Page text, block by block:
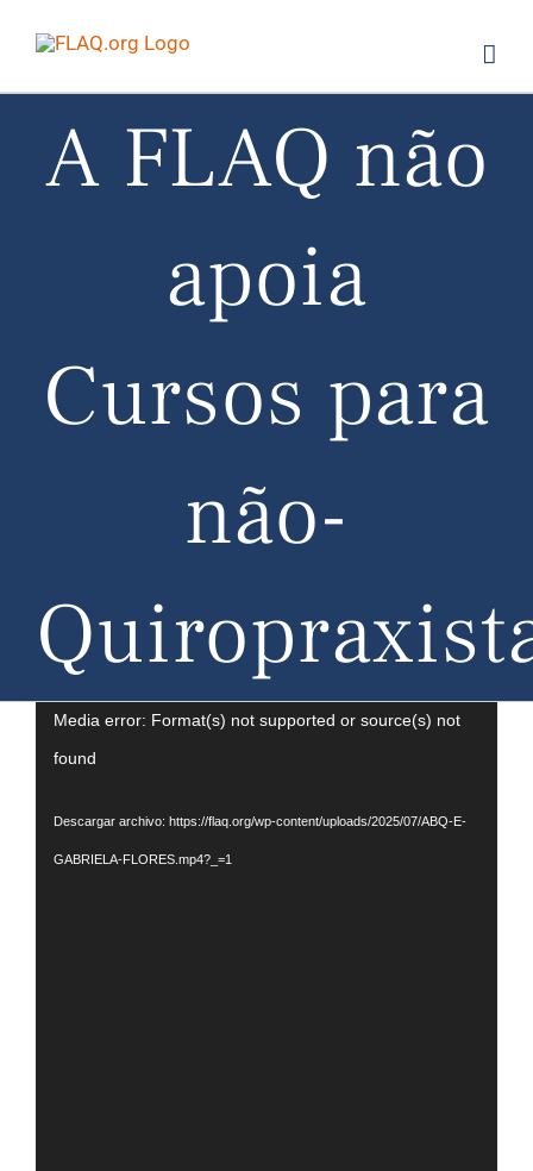
contenido
A FLAQ não
apoia
Cursos para
não-
Reproductor
de
Media error: Format(s) not supported or source(s) not
found
Descargar archivo: https://flaq.org/wp-content/uploads/2025/07/ABQ-E-
GABRIELA-FLORES.mp4?_=1